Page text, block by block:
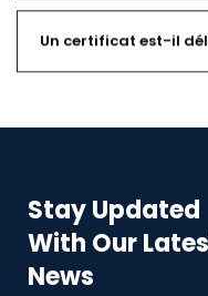
Un certificat est-il
Stay Updated
With Our
News